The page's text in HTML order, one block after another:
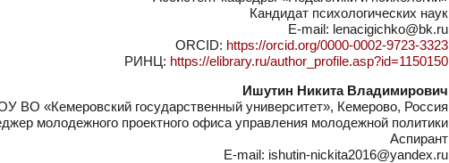
Кандидат психологических наук
E-mail: lenacigichko@bk.ru
ORCID: https://orcid.org/0000-0002-9723-3323
РИНЦ: https://elibrary.ru/author_profile.asp?id=1150150
Ишутин Никита Владимирович
ВО «Кемеровский государственный университет», Кемерово, Россия
молодежного проектного офиса управления молодежной политики
Аспирант
E-mail: ishutin-nickita2016@yandex.ru